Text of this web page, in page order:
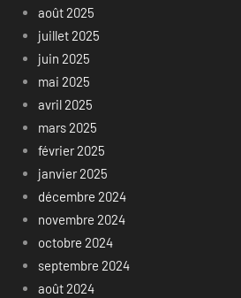
août 2025
juillet 2025
juin 2025
mai 2025
avril 2025
mars 2025
février 2025
janvier 2025
décembre 2024
novembre 2024
octobre 2024
septembre 2024
août 2024